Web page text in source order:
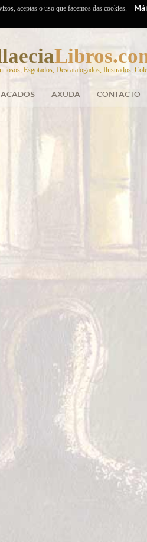
Esgotados, Descatalogados, Ilustrados,
AXUDA CONTACTO
aceptas o uso que facemos das cookies.